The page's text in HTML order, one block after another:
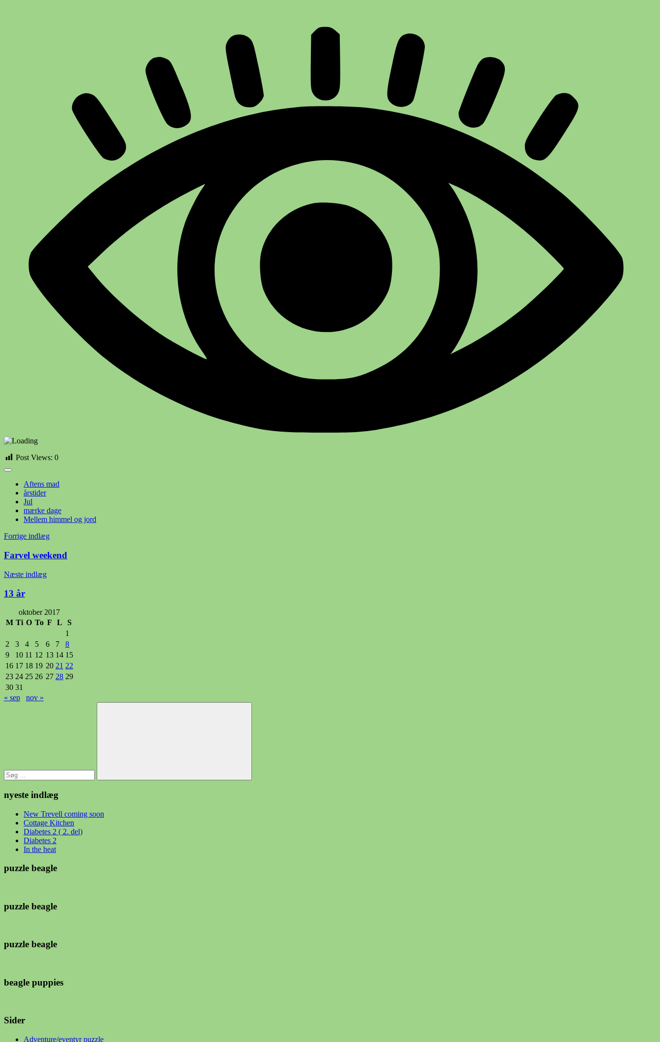
Post Views: 0
Aftens mad
årstider
Jul
mærke dage
Mellem himmel og jord
Indlægsnavigation
Forrige indlæg
Farvel weekend
Næste indlæg
13 år
oktober 2017
M Ti O To F L
S
1
2
3 4 5 6 7
8
9
10 11 12 13 14 15
16 17 18 19 20 21 22
23 24 25 26 27 28 29
30 31
« sep
nov »
Søg
nyeste indlæg
New Trevell coming soon
Cottage Kitchen
Diabetes 2 ( 2. del)
Diabetes 2
In the heat
puzzle beagle
puzzle beagle
puzzle beagle
beagle puppies
Sider
Adventure/eventyr puzzle